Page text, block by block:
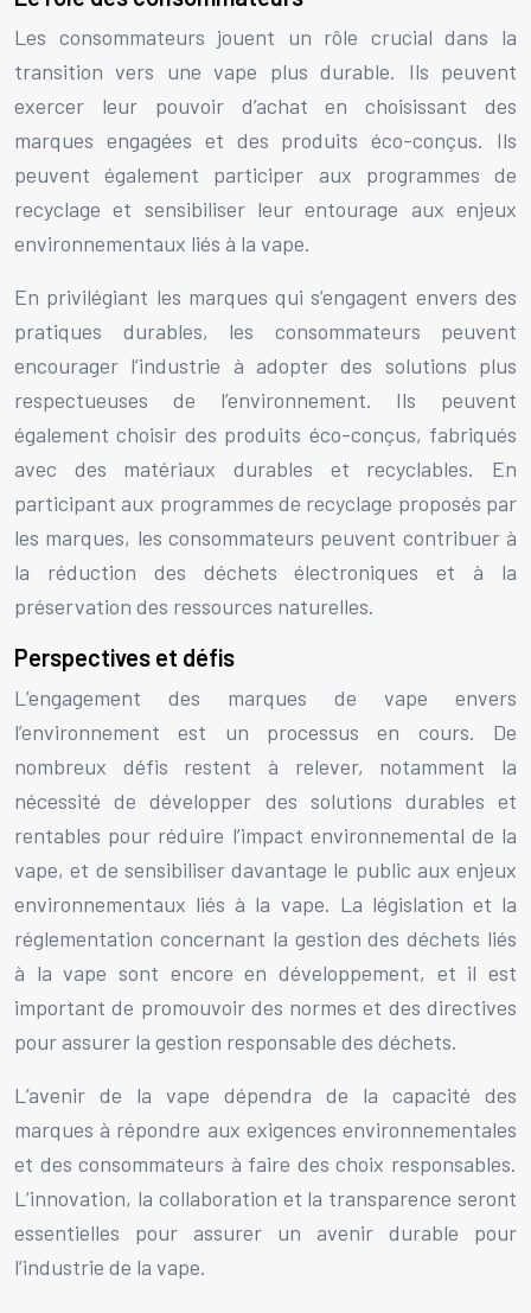
Les consommateurs jouent un rôle crucial dans la
transition vers une vape plus durable. Ils peuvent
exercer leur pouvoir d’achat en choisissant des
marques engagées et des produits éco-conçus. Ils
peuvent également participer aux programmes de
recyclage et sensibiliser leur entourage aux enjeux
environnementaux liés à la vape.
En privilégiant les marques qui s’engagent envers des
pratiques durables, les consommateurs peuvent
encourager l’industrie à adopter des solutions plus
respectueuses de l’environnement. Ils peuvent
également choisir des produits éco-conçus, fabriqués
avec des matériaux durables et recyclables. En
participant aux programmes de recyclage proposés par
les marques, les consommateurs peuvent contribuer à
la réduction des déchets électroniques et à la
préservation des ressources naturelles.
Perspectives et défis
L’engagement des marques de vape envers
l’environnement est un processus en cours. De
nombreux défis restent à relever, notamment la
nécessité de développer des solutions durables et
rentables pour réduire l’impact environnemental de la
vape, et de sensibiliser davantage le public aux enjeux
environnementaux liés à la vape. La législation et la
réglementation concernant la gestion des déchets liés
à la vape sont encore en développement, et il est
important de promouvoir des normes et des directives
pour assurer la gestion responsable des déchets.
L’avenir de la vape dépendra de la capacité des
marques à répondre aux exigences environnementales
et des consommateurs à faire des choix responsables.
L’innovation, la collaboration et la transparence seront
essentielles pour assurer un avenir durable pour
l’industrie de la vape.